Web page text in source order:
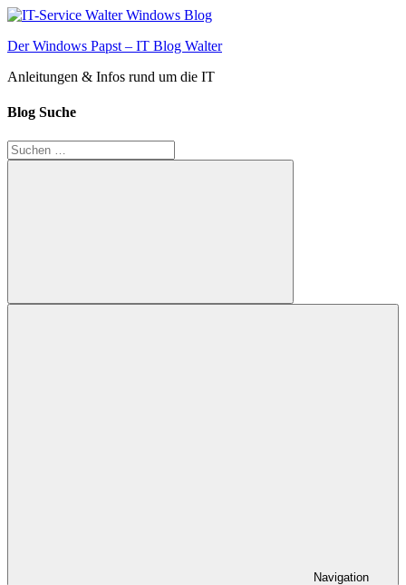
Zum
springen
Der Windows Papst – IT Blog Walter
Anleitungen & Infos rund um die IT
Blog Suche
Suchen
nach:
Suchen
Navigation